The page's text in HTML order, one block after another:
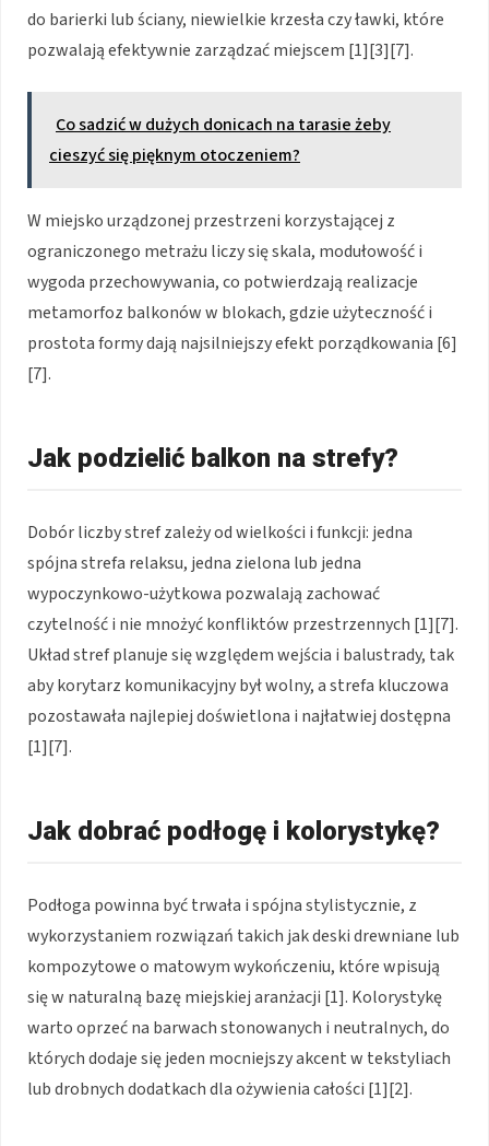
do barierki lub ściany, niewielkie krzesła czy ławki, które
pozwalają efektywnie zarządzać miejscem [1][3][7].
Co sadzić w dużych donicach na tarasie żeby
cieszyć się pięknym otoczeniem?
W miejsko urządzonej przestrzeni korzystającej z
ograniczonego metrażu liczy się skala, modułowość i
wygoda przechowywania, co potwierdzają realizacje
metamorfoz balkonów w blokach, gdzie użyteczność i
prostota formy dają najsilniejszy efekt porządkowania [6]
[7].
Jak podzielić balkon na strefy?
Dobór liczby stref zależy od wielkości i funkcji: jedna
spójna strefa relaksu, jedna zielona lub jedna
wypoczynkowo-użytkowa pozwalają zachować
czytelność i nie mnożyć konfliktów przestrzennych [1][7].
Układ stref planuje się względem wejścia i balustrady, tak
aby korytarz komunikacyjny był wolny, a strefa kluczowa
pozostawała najlepiej doświetlona i najłatwiej dostępna
[1][7].
Jak dobrać podłogę i kolorystykę?
Podłoga powinna być trwała i spójna stylistycznie, z
wykorzystaniem rozwiązań takich jak deski drewniane lub
kompozytowe o matowym wykończeniu, które wpisują
się w naturalną bazę miejskiej aranżacji [1]. Kolorystykę
warto oprzeć na barwach stonowanych i neutralnych, do
których dodaje się jeden mocniejszy akcent w tekstyliach
lub drobnych dodatkach dla ożywienia całości [1][2].